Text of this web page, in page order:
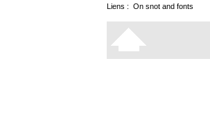
Liens : On snot and fonts